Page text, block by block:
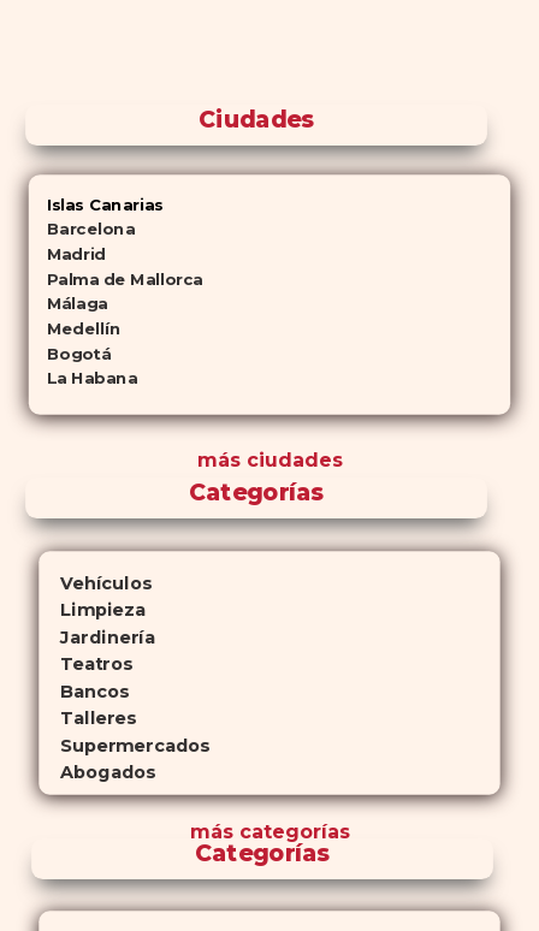
Ciudades
Islas Canarias
Barcelona
Madrid
Palma de Mallorca
Málaga
Medellín
Bogotá
La Habana
más ciudades
Categorías
Vehículos
Limpieza
Jardinería
Teatros
Bancos
Talleres
Supermercados
Abogados
máscategorías
Categorías